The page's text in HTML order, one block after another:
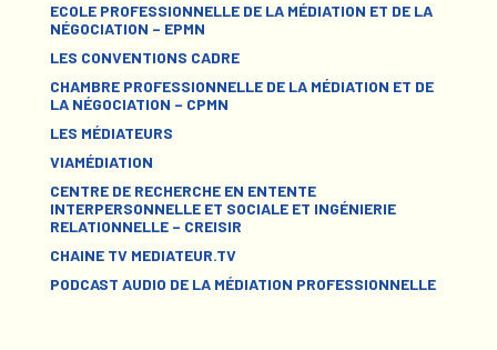
ECOLE PROFESSIONNELLE DE LA MÉDIATION ET DE LA
NÉGOCIATION – EPMN
LES CONVENTIONS CADRE
CHAMBRE PROFESSIONNELLE DE LA MÉDIATION ET DE
LA NÉGOCIATION – CPMN
LES MÉDIATEURS
VIAMÉDIATION
CENTRE DE RECHERCHE EN ENTENTE
INTERPERSONNELLE ET SOCIALE ET INGÉNIERIE
RELATIONNELLE – CREISIR
CHAINE TV MEDIATEUR.TV
PODCAST AUDIO DE LA MÉDIATION PROFESSIONNELLE